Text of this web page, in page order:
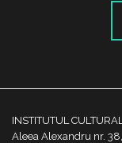
INSTITUTUL
Aleea Alexandru nr.